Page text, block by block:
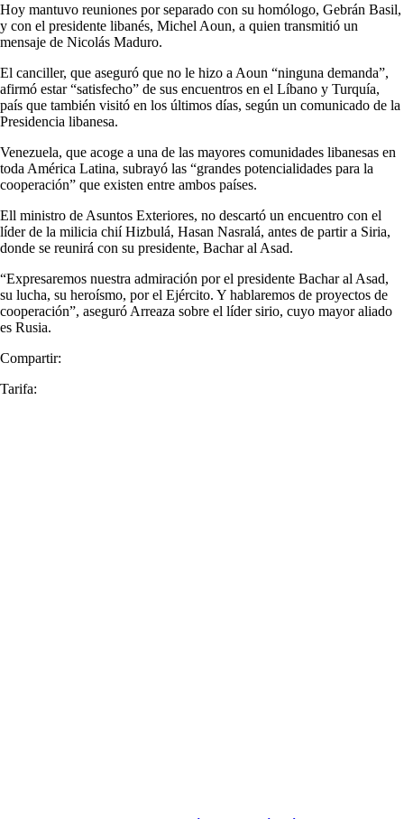
Hoy mantuvo reuniones por separado con su homólogo, Gebrán Basil,
y con el presidente libanés, Michel Aoun, a quien transmitió un
mensaje de Nicolás Maduro.
El canciller, que aseguró que no le hizo a Aoun “ninguna demanda”,
afirmó estar “satisfecho” de sus encuentros en el Líbano y Turquía,
país que también visitó en los últimos días, según un comunicado de la
Presidencia libanesa.
Venezuela, que acoge a una de las mayores comunidades libanesas en
toda América Latina, subrayó las “grandes potencialidades para la
cooperación” que existen entre ambos países.
Ell ministro de Asuntos Exteriores, no descartó un encuentro con el
líder de la milicia chií Hizbulá, Hasan Nasralá, antes de partir a Siria,
donde se reunirá con su presidente, Bachar al Asad.
“Expresaremos nuestra admiración por el presidente Bachar al Asad,
su lucha, su heroísmo, por el Ejército. Y hablaremos de proyectos de
cooperación”, aseguró Arreaza sobre el líder sirio, cuyo mayor aliado
es Rusia.
Compartir:
Tarifa: